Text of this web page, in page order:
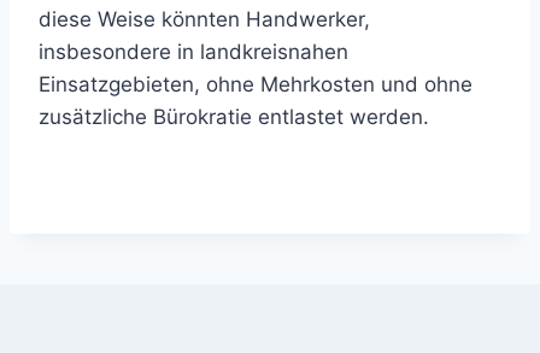
diese Weise könnten Handwerker,
insbesondere in landkreisnahen
Einsatzgebieten, ohne Mehrkosten und ohne
zusätzliche Bürokratie entlastet werden.